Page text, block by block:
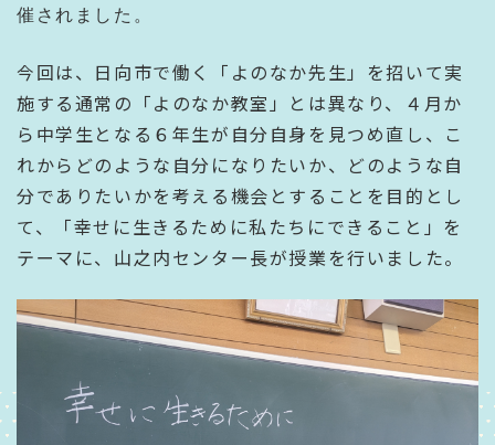
催されました。
今回は、日向市で働く「よのなか先生」を招いて実
施する通常の「よのなか教室」とは異なり、４月か
ら中学生となる６年生が自分自身を見つめ直し、こ
れからどのような自分になりたいか、どのような自
分でありたいかを考える機会とすることを目的とし
て、「幸せに生きるために私たちにできること」を
テーマに、山之内センター長が授業を行いました。